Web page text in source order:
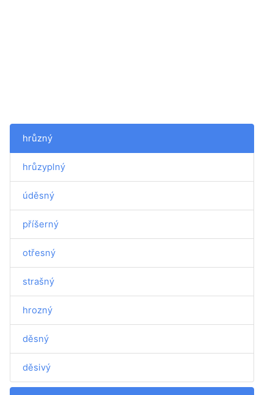
hrůzný
hrůzyplný
úděsný
příšerný
otřesný
strašný
hrozný
děsný
děsivý